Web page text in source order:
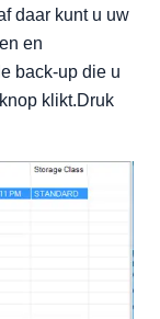
daar kunt u uw
en
back-up die u
klikt.Druk